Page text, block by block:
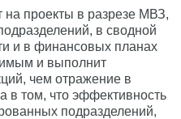
проекты в разрезе МВЗ,
в сводной
и в финансовых планах
и выполнит
чем отражение в
в том, что эффективность
подразделений,